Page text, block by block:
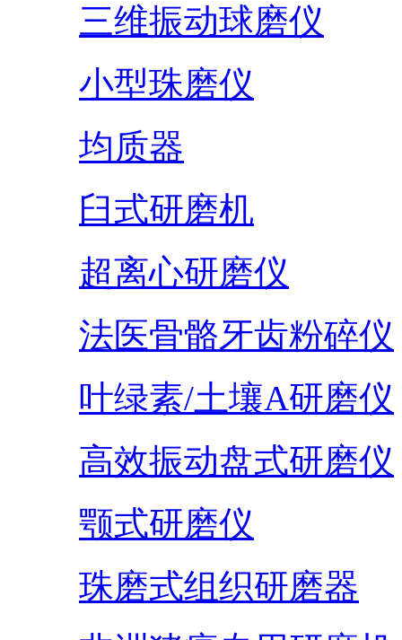
三维振动球磨仪
小型珠磨仪
均质器
臼式研磨机
超离心研磨仪
法医骨骼牙齿粉碎仪
叶绿素/土壤A研磨仪
高效振动盘式研磨仪
颚式研磨仪
珠磨式组织研磨器